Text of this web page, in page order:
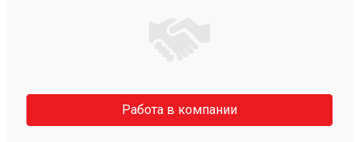
Работа в компании